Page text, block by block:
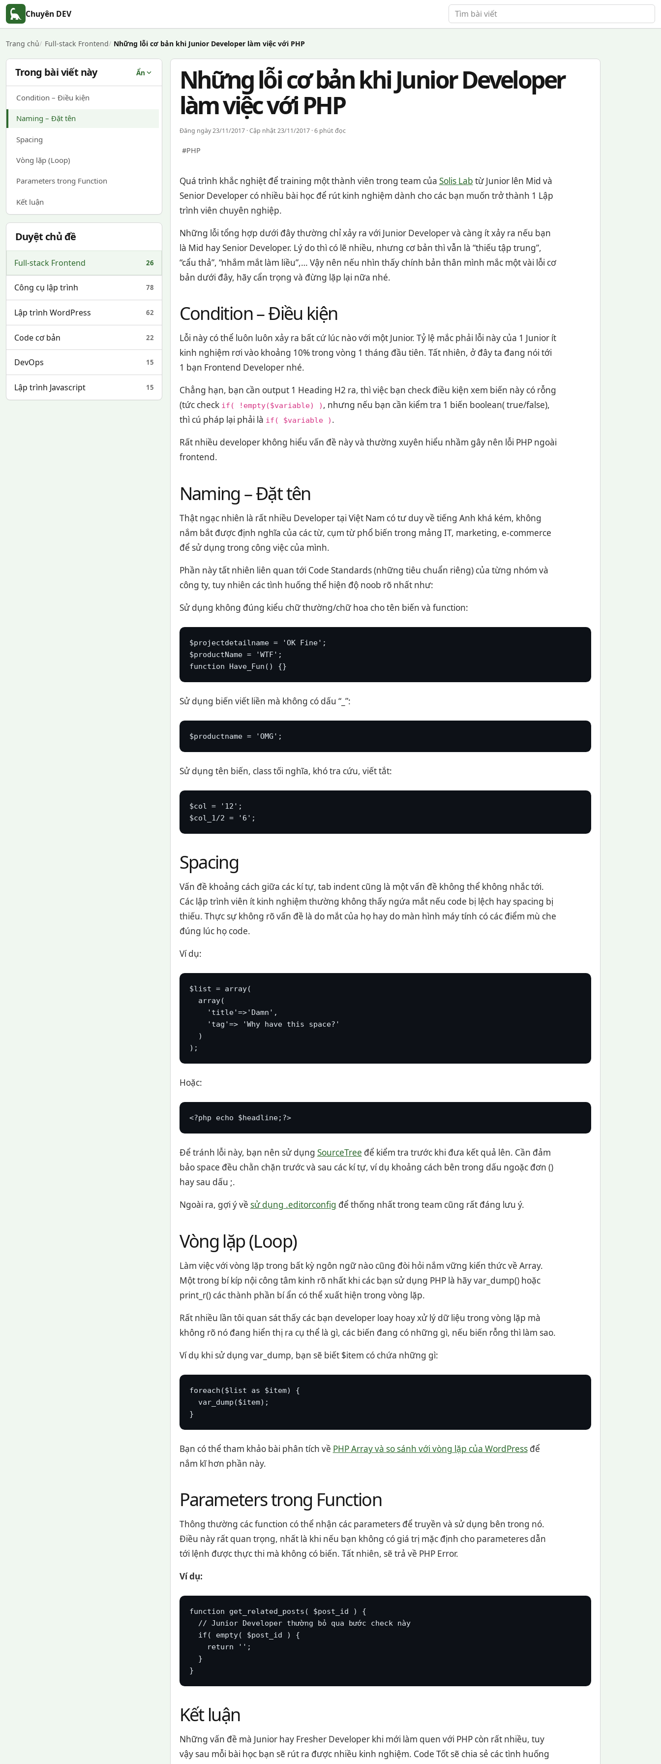
Chuyên DEV Tìm bài viết
Trang chủ Full-stack Frontend Những lỗi cơ bản khi Junior Developer làm việc với PHP
Trong bài viết này Ẩn
Condition – Điều kiện
Naming – Đặt tên
Spacing
Vòng lặp (Loop)
Parameters trong Function
Kết luận
Duyệt chủ đề
Full-stack Frontend 26
Công cụ lập trình 78
Lập trình WordPress 62
Code cơ bản 22
DevOps 15
Lập trình Javascript 15
Những lỗi cơ bản khi Junior Developer
làm việc với PHP
Đăng ngày 23/11/2017 · Cập nhật 23/11/2017 · 6 phút đọc
#PHP
Quá trình khắc nghiệt để training một thành viên trong team của Solis Lab từ Junior lên Mid và
Senior Developer có nhiều bài học để rút kinh nghiệm dành cho các bạn muốn trở thành 1 Lập
trình viên chuyên nghiệp.
Những lỗi tổng hợp dưới đây thường chỉ xảy ra với Junior Developer và càng ít xảy ra nếu bạn
là Mid hay Senior Developer. Lý do thì có lẽ nhiều, nhưng cơ bản thì vẫn là “thiếu tập trung”,
“cẩu thả”, “nhắm mắt làm liều”,… Vậy nên nếu nhìn thấy chính bản thân mình mắc một vài lỗi cơ
bản dưới đây, hãy cẩn trọng và đừng lặp lại nữa nhé.
Condition – Điều kiện
Lỗi này có thể luôn luôn xảy ra bất cứ lúc nào với một Junior. Tỷ lệ mắc phải lỗi này của 1 Junior ít
kinh nghiệm rơi vào khoảng 10% trong vòng 1 tháng đầu tiên. Tất nhiên, ở đây ta đang nói tới
1 bạn Frontend Developer nhé.
Chẳng hạn, bạn cần output 1 Heading H2 ra, thì việc bạn check điều kiện xem biến này có rỗng
(tức check if( !empty($variable) ) , nhưng nếu bạn cần kiểm tra 1 biến boolean( true/false),
thì cú pháp lại phải là if( $variable ) .
Rất nhiều developer không hiểu vấn đề này và thường xuyên hiểu nhầm gây nên lỗi PHP ngoài
frontend.
Naming – Đặt tên
Thật ngạc nhiên là rất nhiều Developer tại Việt Nam có tư duy về tiếng Anh khá kém, không
nắm bắt được định nghĩa của các từ, cụm từ phổ biến trong mảng IT, marketing, e-commerce
để sử dụng trong công việc của mình.
Phần này tất nhiên liên quan tới Code Standards (những tiêu chuẩn riêng) của từng nhóm và
công ty, tuy nhiên các tình huống thể hiện độ noob rõ nhất như:
Sử dụng không đúng kiểu chữ thường/chữ hoa cho tên biến và function:
$projectdetailname = 'OK Fine';
$productName = 'WTF';
function Have_Fun() {}
Sử dụng biến viết liền mà không có dấu “_”:
$productname = 'OMG';
Sử dụng tên biến, class tối nghĩa, khó tra cứu, viết tắt:
$col = '12';
$col_1/2 = '6';
Spacing
Vấn đề khoảng cách giữa các kí tự, tab indent cũng là một vấn đề không thể không nhắc tới.
Các lập trình viên ít kinh nghiệm thường không thấy ngứa mắt nếu code bị lệch hay spacing bị
thiếu. Thực sự không rõ vấn đề là do mắt của họ hay do màn hình máy tính có các điểm mù che
đúng lúc họ code.
Ví dụ:
$list = array(
array(
'title'=>'Damn',
'tag'=> 'Why have this space?'
)
);
Hoặc:
<?php echo $headline;?>
Để tránh lỗi này, bạn nên sử dụng SourceTree để kiểm tra trước khi đưa kết quả lên. Cần đảm
bảo space đều chằn chặn trước và sau các kí tự, ví dụ khoảng cách bên trong dấu ngoặc đơn ()
hay sau dấu ;.
Ngoài ra, gợi ý về sử dụng .editorconfig để thống nhất trong team cũng rất đáng lưu ý.
Vòng lặp (Loop)
Làm việc với vòng lặp trong bất kỳ ngôn ngữ nào cũng đòi hỏi nắm vững kiến thức về Array.
Một trong bí kíp nội công tâm kinh rõ nhất khi các bạn sử dụng PHP là hãy var_dump() hoặc
print_r() các thành phần bí ẩn có thể xuất hiện trong vòng lặp.
Rất nhiều lần tôi quan sát thấy các bạn developer loay hoay xử lý dữ liệu trong vòng lặp mà
không rõ nó đang hiển thị ra cụ thể là gì, các biến đang có những gì, nếu biến rỗng thì làm sao.
Ví dụ khi sử dụng var_dump, bạn sẽ biết $item có chứa những gì:
foreach($list as $item) {
var_dump($item);
}
Bạn có thể tham khảo bài phân tích về PHP Array và so sánh với vòng lặp của WordPressđể
nắm kĩ hơn phần này.
Parameters trong Function
Thông thường các function có thể nhận các parameters để truyền và sử dụng bên trong nó.
Điều này rất quan trọng, nhất là khi nếu bạn không có giá trị mặc định cho parameteres dẫn
tới lệnh được thực thi mà không có biến. Tất nhiên, sẽ trả về PHP Error.
Ví dụ:
function get_related_posts( $post_id ) {
// Junior Developer thường bỏ qua bước check này
if( empty( $post_id ) {
return '';
}
}
Kết luận
Những vấn đề mà Junior hay Fresher Developer khi mới làm quen với PHP còn rất nhiều, tuy
vậy sau mỗi bài học bạn sẽ rút ra được nhiều kinh nghiệm. Code Tốt sẽ chia sẻ các tình huống